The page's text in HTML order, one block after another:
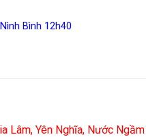
Nình Bình 12h40
Lâm, Yên Nghĩa, Nước Ngầm